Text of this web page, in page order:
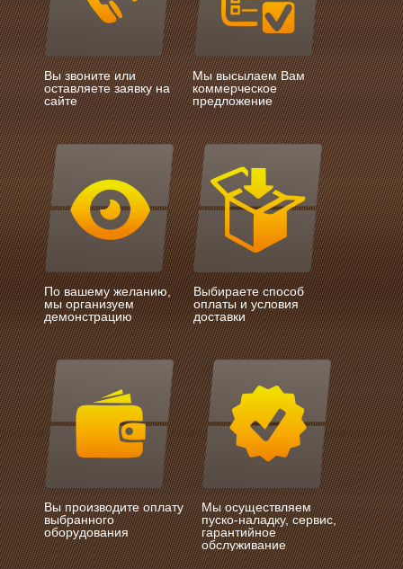
Вы звоните или
оставляете заявку на
сайте
Мы высылаем Вам
коммерческое
предложение
По вашему желанию,
мы организуем
демонстрацию
Выбираете способ
оплаты и условия
доставки
Вы производите оплату
выбранного
оборудования
Мы осуществляем
пуско-наладку, сервис,
гарантийное
обслуживание